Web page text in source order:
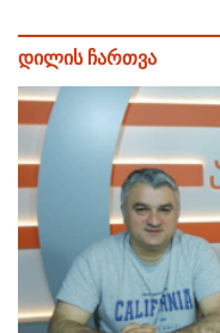
დილის ჩართვა